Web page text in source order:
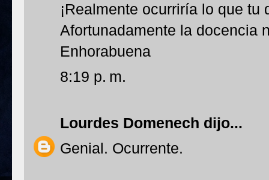
¡Realmente ocurriría lo que tu
Afortunadamente la docencia
Enhorabuena
8:19 p. m.
Lourdes Domenech dijo...
Genial. Ocurrente.